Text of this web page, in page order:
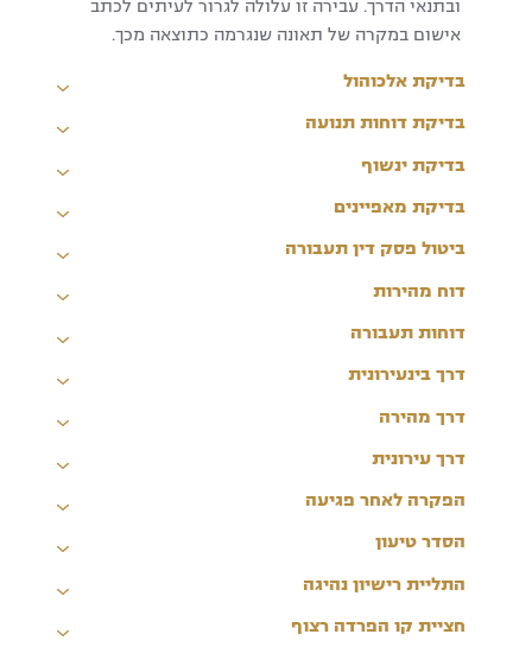
ובתנאי הדרך. עבירה זו עלולה לגרור לעיתים לכתב
אישום במקרה של תאונה שנגרמה כתוצאה מכך.
בדיקת אלכוהול
בדיקת דוחות תנועה
בדיקת ינשוף
בדיקת מאפיינים
ביטול פסק דין תעבורה
דוח מהירות
דוחות תעבורה
דרך בינעירונית
דרך מהירה
דרך עירונית
הפקרה לאחר פגיעה
הסדר טיעון
התליית רישיון נהיגה
חציית קו הפרדה רצוף